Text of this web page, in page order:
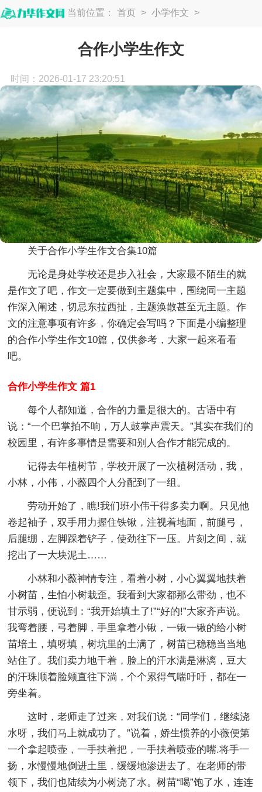
当前位置： 首页 > 小学作文 >
合作小学生作文
时间：2026-01-17 23:20:51
关于合作小学生作文合集10篇
无论是身处学校还是步入社会，大家最不陌生的就
是作文了吧，作文一定要做到主题集中，围绕同一主题
作深入阐述，切忌东拉西扯，主题涣散甚至无主题。作
文的注意事项有许多，你确定会写吗？下面是小编整理
的合作小学生作文10篇，仅供参考，大家一起来看看
吧。
合作小学生作文 篇1
每个人都知道，合作的力量是很大的。古语中有
说：“一个巴掌拍不响，万人鼓掌声震天。”其实在我们的
校园里，有许多事情是需要和别人合作才能完成的。
记得去年植树节，学校开展了一次植树活动，我，
小林，小伟，小薇四个人分配到了一组。
劳动开始了，瞧!我们班小伟干得多卖力啊。只见他
卷起袖子，双手用力握住铁锹，注视着地面，前腿弓，
后腿绷，左脚踩着铲子，使劲往下一压。片刻之间，就
挖出了一大块泥土……
小林和小薇神情专注，看着小树，小心翼翼地扶着
小树苗，生怕小树栽歪。我看到大家都那么带劲，也不
甘示弱，便说到：“我开始填土了!”“好的!”大家齐声说。
我弯着腰，弓着脚，手里拿着小锹，一锹一锹的给小树
苗培土，填呀填，树坑里的土满了，树苗已稳稳当当地
站住了。我们卖力地干着，脸上的汗水满是淋漓，豆大
的汗珠顺着脸颊直往下淌，个个累得气喘吁吁，都在一
旁坐着。
这时，老师走了过来，对我们说：“同学们，继续浇
水呀，我们马上就成功了。”说着，娇生惯养的小薇便第
一个拿起喷壶，一手扶着把，一手扶着喷壶的嘴.将手一
扬，水慢慢地倒进土里，缓缓地渗进去了。在老师的带
领下，我们也陆续为小树浇了水。树苗“喝”饱了水，连连